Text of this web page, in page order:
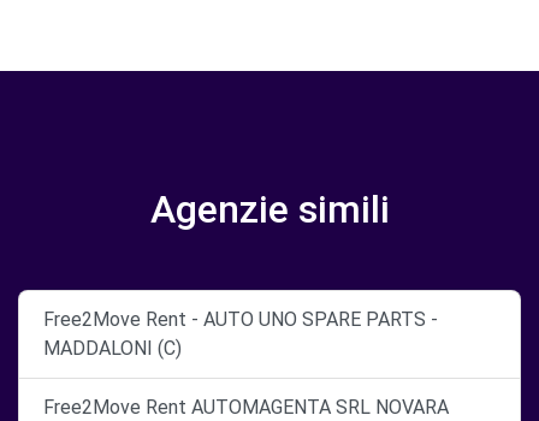
Agenzie simili
Free2Move Rent - AUTO UNO SPARE PARTS -
MADDALONI (C)
Free2Move Rent AUTOMAGENTA SRL NOVARA